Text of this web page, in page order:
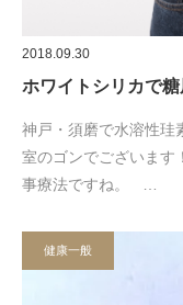
2018.09.30
ホワイトシリカで糖
神戸・須磨で水溶性珪
室のゴンでございま
事療法ですね。 …
健康一般